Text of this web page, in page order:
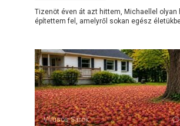
Tizenöt éven át azt hittem, Michaellel olyan
építettem fel, amelyről sokan egész
Vírusos Sarok